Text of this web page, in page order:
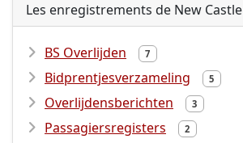
Les enregistrements de New Castle
BS Overlijden 7
Bidprentjesverzameling 5
Overlijdensberichten 3
Passagiersregisters 2